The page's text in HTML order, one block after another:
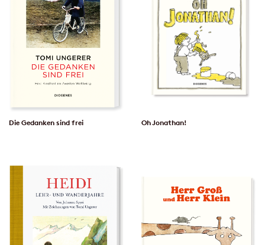
Die Gedanken sind frei Oh Jonathan!